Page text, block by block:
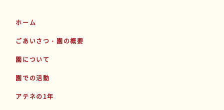
ホーム
ごあいさつ・園の概要
園について
園での活動
アテネの1年